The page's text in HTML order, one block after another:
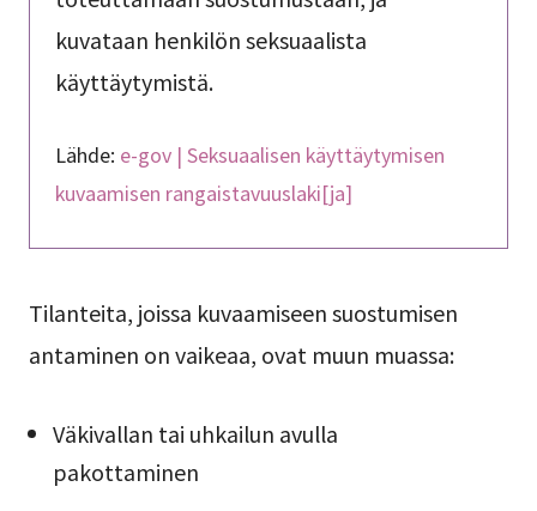
kuvataan henkilön seksuaalista
käyttäytymistä.
Lähde: e-gov | Seksuaalisen käyttäytymisen
kuvaamisen rangaistavuuslaki[ja]
Tilanteita, joissa kuvaamiseen suostumisen
antaminen on vaikeaa, ovat muun muassa:
Väkivallan tai uhkailun avulla
pakottaminen